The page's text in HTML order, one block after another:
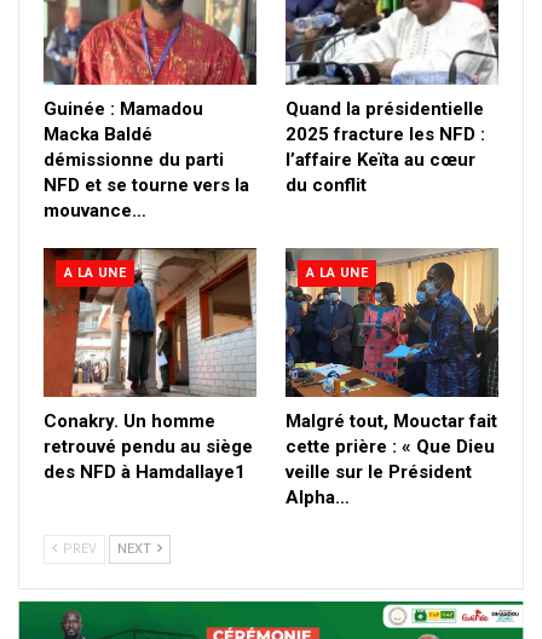
Guinée : Mamadou
Macka Baldé
démissionne du parti
NFD et se tourne vers la
mouvance…
Quand la présidentielle
2025 fracture les NFD :
l’affaire Keïta au cœur
du conflit
A LA UNE
Conakry. Un homme
retrouvé pendu au siège
des NFD à Hamdallaye1
A LA UNE
Malgré tout, Mouctar fait
cette prière : « Que Dieu
veille sur le Président
Alpha…
PREV NEXT